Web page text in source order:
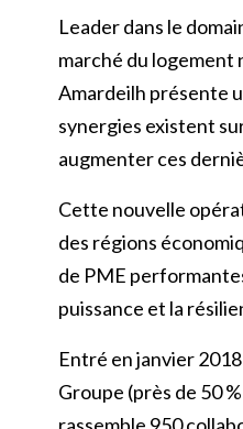
Leader dans le
marché du logement
Amardeilh présente
synergies existent
augmenter ces
Cette nouvelle
des régions
de PME
puissance et la
Entré en janvier
Groupe (près de 50